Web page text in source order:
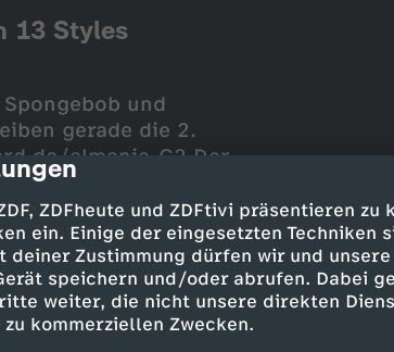
ZDFheute und ZDFtivi präsentieren zu
ein. Einige der eingesetzten Techniken
Zustimmung dürfen wir und
speichern und/oder abrufen. Dabei
weiter, die nicht unsere direkten
kommerziellen Zwecken.
13 Styles
und
gerade die 2.
almania-C2 Der
@funk
DEN LAUDE